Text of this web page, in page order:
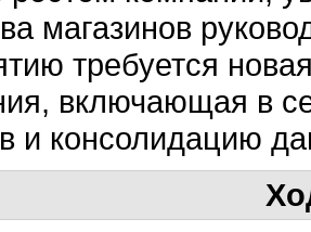
магазинов
требуется
включающая в
и консолидацию